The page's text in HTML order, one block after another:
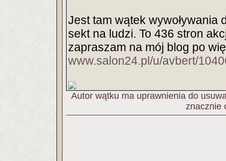
Jest tam wątek wywoływania
sekt na ludzi. To 436 stron
zapraszam na mój blog po
www.salon24.pl/u/avbert/
Autor wątku ma uprawnienia do
znacznie